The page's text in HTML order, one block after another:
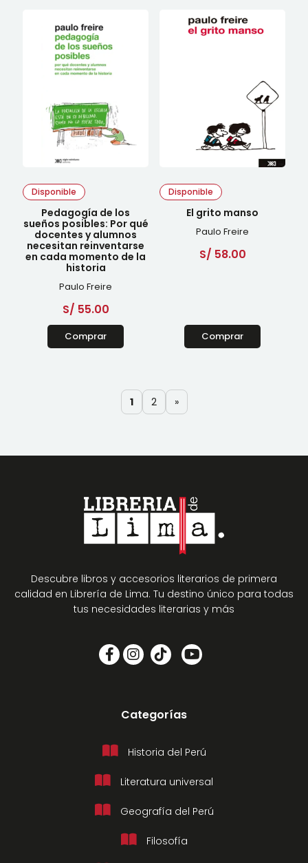
Disponible
Pedagogía de los
sueños posibles: Por qué
docentes y alumnos
necesitan reinventarse
en cada momento de la
historia
Paulo Freire
S/ 55.00
Comprar
Disponible
El grito manso
Paulo Freire
S/ 58.00
Comprar
1 2 »
Descubre libros y accesorios literarios de primera
calidad en Librería de Lima. Tu destino único para todas
tus necesidades literarias y más
Categorías
Historia del Perú
Literatura universal
Geografía del Perú
Filosofía